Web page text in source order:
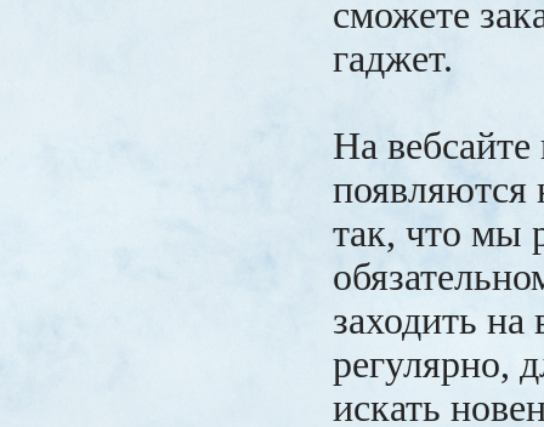
сможете
гаджет.
На
так, что мы
заходить на
регулярно,
искать